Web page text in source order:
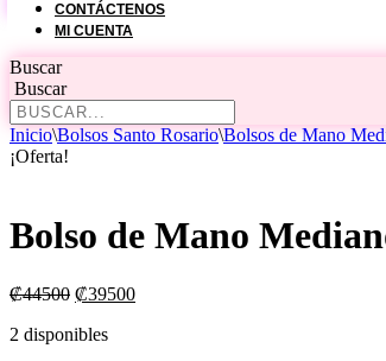
CONTÁCTENOS
MI CUENTA
Buscar
Buscar
Inicio\Bolsos Santo Rosario\Bolsos de Mano
¡Oferta!
Bolso de Mano
₡44500 El
original
₡39500El
2 disponibles